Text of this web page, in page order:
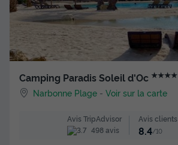
Camping Paradis Soleil d'Oc ★★★★
Narbonne Plage -Voir sur la carte
Avis TripAdvisor
498 avis
Avis clients
8.4/10